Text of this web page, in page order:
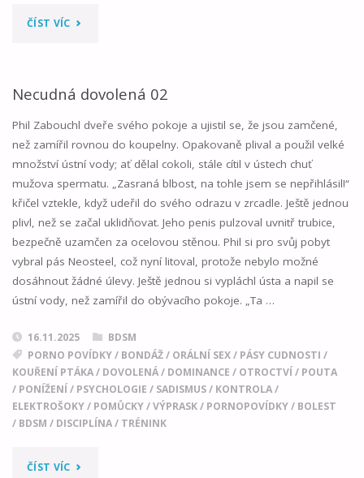
ČÍST VÍC"STÁT
MAJETKEM
DOMINATRIX"
Necudná dovolená 02
Phil Zabouchl dveře svého pokoje a ujistil se, že jsou zamčené,
než zamířil rovnou do koupelny. Opakovaně plival a použil velké
množství ústní vody; ať dělal cokoli, stále cítil v ústech chuť
mužova spermatu. „Zasraná blbost, na tohle jsem se nepřihlásil!“
křičel vztekle, když udeřil do svého odrazu v zrcadle. Ještě jednou
plivl, než se začal uklidňovat. Jeho penis pulzoval uvnitř trubice,
bezpečně uzamčen za ocelovou stěnou. Phil si pro svůj pobyt
vybral pás Neosteel, což nyní litoval, protože nebylo možné
dosáhnout žádné úlevy. Ještě jednou si vypláchl ústa a napil se
ústní vody, než zamířil do obývacího pokoje. „Ta …
16.11.2025
BDSM
PORNO POVÍDKY/ BONDÁŽ/ ORÁLNÍ SEX/ PÁSY CUDNOSTI /
KOUŘENÍ PTÁKA/ DOVOLENÁ/ DOMINANCE / OTROCTVÍ / POUTA
/ PONÍŽENÍ / PSYCHOLOGIE / SADISMUS/ KONTROLA/
ELEKTROŠOKY/ POMŮCKY/VÝPRASK/ PORNOPOVÍDKY/ BOLEST
/ BDSM / DISCIPLÍNA/ TRÉNINK
ČÍST VÍC"NECUDNÁ